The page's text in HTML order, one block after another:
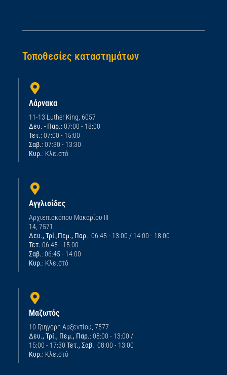
Τοποθεσίες καταστημάτων
Λάρνακα
11-13 Luther King, 6057
Δευ. - Παρ.: 07:00 - 18:00
Τετ.: 07:00 - 15:00
Σαβ.: 07:30 - 13:30
Κυρ.: Κλειστό
Αγγλισίδες
Αρχιεπισκόπου Μακαρίου ΙΙΙ
14, 7571
Δευ., Τρί.,Πεμ., Παρ.: 06:45 - 13:00 / 14:00 - 18:00
Τετ.:06:45 - 15:00
Σαβ.: 06:45 - 14:00
Κυρ.: Κλειστό
Μαζωτός
10 Γρηγόρη Αυξεντίου, 7577
Δευ., Τρί., Πεμ., Παρ.: 08:00 - 13:00 /
15:00 - 17:30 Τετ., Σαβ.: 08:00 - 13:00
Κυρ.: Κλειστό